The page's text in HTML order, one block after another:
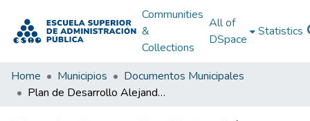
Communities
&
Collections
All of
DSpace
Statistics
Home Municipios
Documentos Municipales
Plan de Desarrollo Alejandría Antioquia 2001 - 2003: PD Alejandría Antioquia 2001 - 2003